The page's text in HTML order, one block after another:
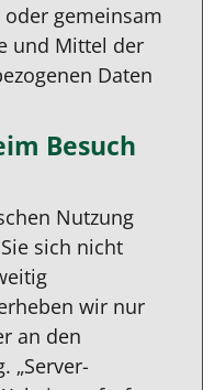
gemeinsam
und Mittel der
Daten
Besuch
Nutzung
sich nicht
wir nur
an den
„Server-